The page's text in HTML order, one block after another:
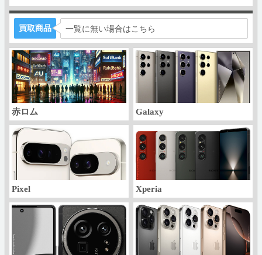
買取商品 一覧に無い場合はこちら
赤ロム Galaxy
Pixel Xperia